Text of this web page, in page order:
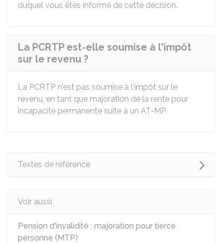
duquel vous êtes informé de cette décision.
La PCRTP est-elle soumise à l'impôt
sur le revenu ?
La PCRTP n'est pas soumise à l'impôt sur le
revenu, en tant que majoration de la rente pour
incapacité permanente suite à un AT-MP.
Textes de référence
Voir aussi
Pension d'invalidité : majoration pour tierce
personne (MTP)